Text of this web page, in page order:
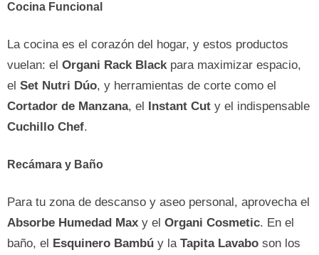
Cocina Funcional
La cocina es el corazón del hogar, y estos productos
vuelan: el Organi Rack Blackpara maximizar espacio,
el Set Nutri Dúo, y herramientas de corte como el
Cortador de Manzana, el Instant Cut y el indispensable
Cuchillo Chef.
Recámara y Baño
Para tu zona de descanso y aseo personal, aprovecha el
Absorbe Humedad Max y el Organi Cosmetic. En el
baño, el Esquinero Bambú y la Tapita Lavabo son los